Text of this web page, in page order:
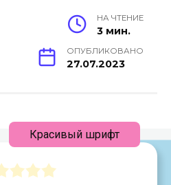
НА ЧТЕНИЕ
3 мин.
ОПУБЛИКОВАНО
27.07.2023
Красивый шрифт